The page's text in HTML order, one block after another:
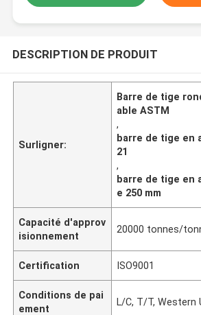
DESCRIPTION DE PRODUIT
Surligner:
Barre de tige
able ASTM
,
barre de tige en
21
,
barre de tige en
e 250 mm
Capacité d'approv
isionnement
20000 tonnes/
Certification ISO9001
Conditions de pai
ement
L/C, T/T, Western